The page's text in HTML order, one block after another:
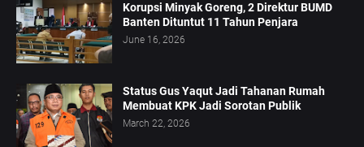
Korupsi Minyak Goreng, 2 Direktur BUMD
Banten Dituntut 11 Tahun Penjara
June 16, 2026
Status Gus Yaqut Jadi Tahanan Rumah
Membuat KPK Jadi Sorotan Publik
March 22, 2026